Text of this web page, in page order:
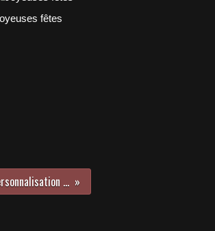
fêtes
Emménagement et personnalisation de son habitat